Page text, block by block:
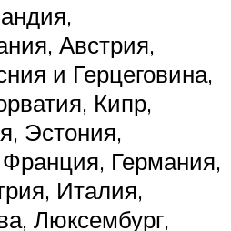
Австрия,
и Герцеговина,
Кипр,
Эстония,
Германия,
Италия,
Люксембург,